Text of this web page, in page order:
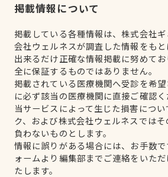
掲載情報について
掲載している各種情報は、株式会社
会社ウェルネスが調査した情報をもと
出来るだけ正確な情報掲載に努めて
全に保証するものではありません。
掲載されている医療機関へ受診を希
に必ず該当の医療機関に直接ご確認く
当サービスによって生じた損害につ
ク、および株式会社ウェルネスでは
負わないものとします。
情報に誤りがある場合には、お手数
ォームより編集部までご連絡をいた
たします。